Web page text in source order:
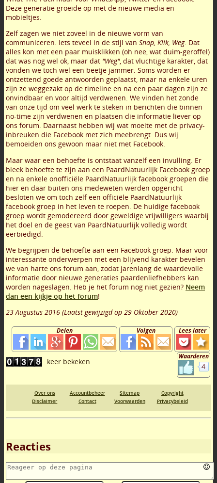
Deze generatie groeide op met de nieuwe media en
mobieltjes.
Zelf zagen we niet zoveel in de nieuwe vorm van
communiceren. Iets teveel in de stijl van Snap, Klik, Weg. Dat
alles kon met een paar muisklikken (oh nee, wat duim-geroffel)
dat was nog wel ok, maar dat "Weg", dat vluchtige karakter, dat
vonden we toch wel een beetje jammer. Soms worden er
ontzettend goede antwoorden geplaatst, maar na enkele uren
zijn ze weggezakt op de timeline en na een paar dagen zijn ze
onvindbaar en voor altijd verdwenen. We vinden het zonde
van onze tijd om veel werk te steken in berichten die binnen
no-time zijn verdwenen en plaatsen die informatie liever op
ons forum. Daarnaast hebben wij wat moeite met de privacy-
inbreuken die Facebook met zich meebrengt. Dus wij
bemoeiden ons gewoon maar niet met Facebook.
Maar waar een behoefte is ontstaat vanzelf een invulling. Er
bleek behoefte te zijn aan een PaardNatuurlijk Facebook groep
en na enkele onofficiële PaardNatuurlijk facebook groepen die
hier en daar buiten ons medeweten werden opgericht
besloten we om toch zelf een officiële PaardNatuurlijk
facebook groep in het leven te roepen. De huidige facebook
groep wordt gemodereerd door geweldige vrijwilligers waarbij
het doel en de geest van PaardNatuurlijk volledig wordt
eerbiedigd.
We begrijpen de behoefte aan een Facebook groep. Maar voor
interessante onderwerpen met een blijvend karakter bevelen
we van harte ons forum aan, zodat jarenlang de waardevolle
informatie door nieuwe generaties paardenliefhebbers kan
worden nageslagen. Heb je het forum nog niet gezien? Neem
dan een kijkje op het forum!
23 Augustus 2016 (Laatst gewijzigd op 29 Oktober 2020)
Lees later
Volgen
Delen
Waarderen
4
Over ons Accountbeheer Sitemap
Copyright
Disclaimer
Contact Voorwaarden Privacybeleid
Reacties